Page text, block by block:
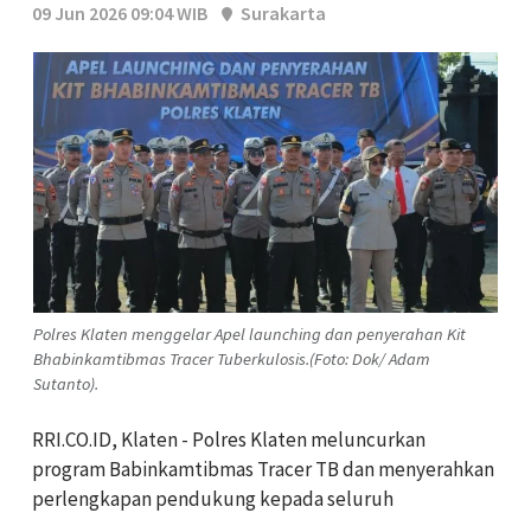
09 Jun 2026 09:04 WIB
Surakarta
Polres Klaten menggelar Apel launching dan penyerahan Kit
Bhabinkamtibmas Tracer Tuberkulosis.(Foto: Dok/ Adam
Sutanto).
RRI.CO.ID, Klaten - Polres Klaten meluncurkan
program Babinkamtibmas Tracer TB dan menyerahkan
perlengkapan pendukung kepada seluruh